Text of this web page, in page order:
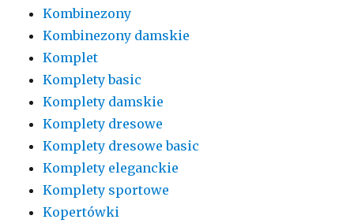
Kombinezony
Kombinezony damskie
Komplet
Komplety basic
Komplety damskie
Komplety dresowe
Komplety dresowe basic
Komplety eleganckie
Komplety sportowe
Kopertówki